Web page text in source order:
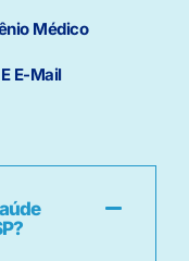
Médico
E-Mail